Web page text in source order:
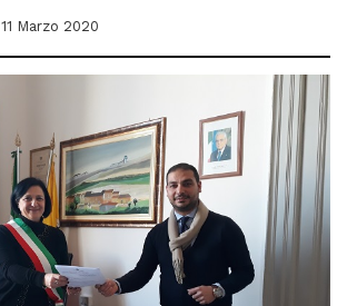
11 Marzo 2020